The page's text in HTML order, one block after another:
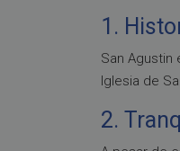
1.
San Agustin
Iglesia de
2.